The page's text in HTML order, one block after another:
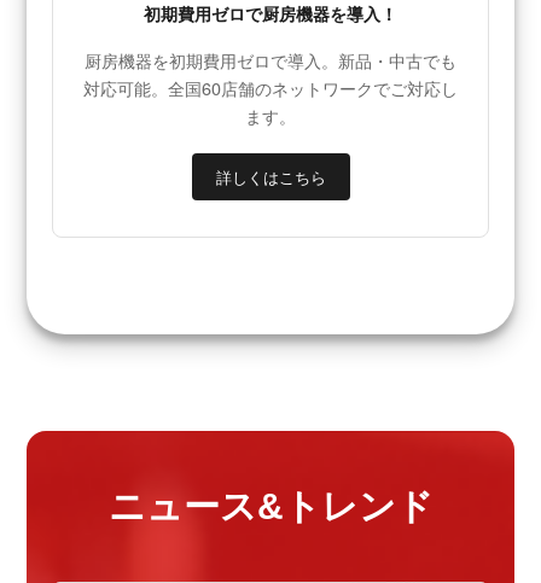
初期費用ゼロで厨房機器を導入！
厨房機器を初期費用ゼロで導入。新品・中古でも
対応可能。全国60店舗のネットワークでご対応し
ます。
詳しくはこちら
ニュース&トレンド